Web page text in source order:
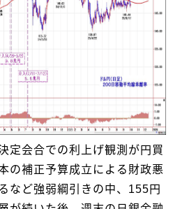
定会合での利上げ観測が円買
の補正予算成立による財政悪
など強弱綱引きの中、155円